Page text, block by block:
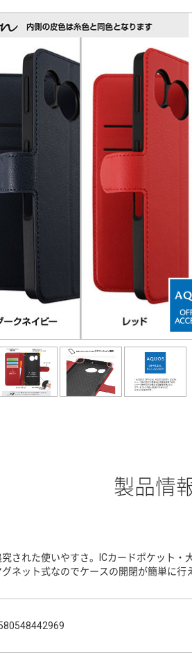
製品情
究された使いやすさ。ICカードポケット・
グネット式なのでケースの開閉が簡単に行